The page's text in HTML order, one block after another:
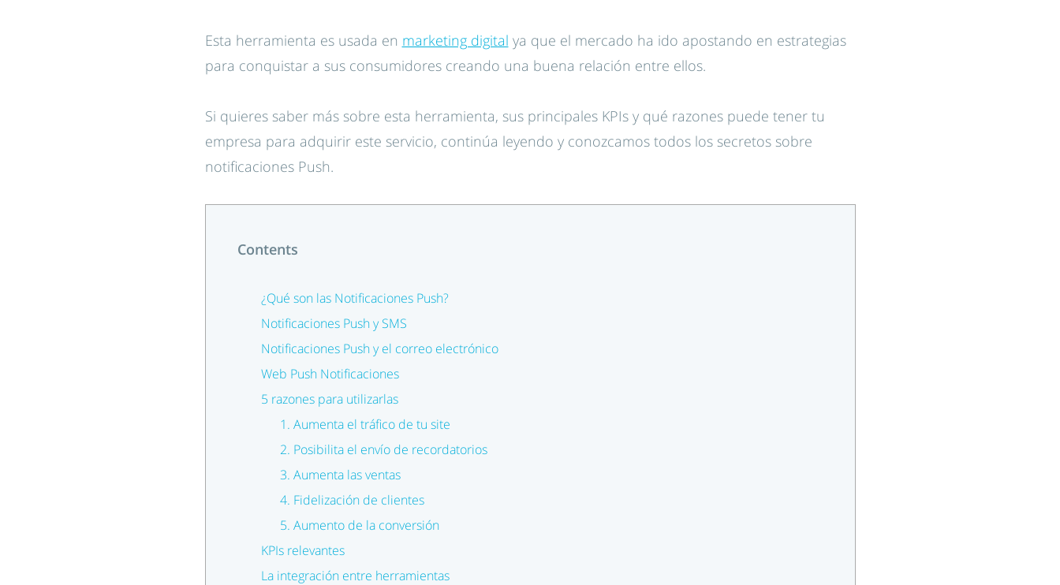
Esta herramienta es usada en marketing digital ya que el mercado ha ido apostando en estrategias
para conquistar a sus consumidores creando una buena relación entre ellos.
Si quieres saber más sobre esta herramienta, sus principales KPIs y qué razones puede tener tu
empresa para adquirir este servicio, continúa leyendo y conozcamos todos los secretos sobre
notificaciones Push.
Contents
¿Qué son las Notificaciones Push?
Notificaciones Push y SMS
Notificaciones Push y el correo electrónico
Web Push Notificaciones
5 razones para utilizarlas
1. Aumenta el tráfico de tu site
2. Posibilita el envío de recordatorios
3. Aumenta las ventas
4. Fidelización de clientes
5. Aumento de la conversión
KPIs relevantes
La integración entre herramientas